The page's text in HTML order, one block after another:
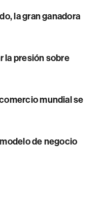
la gran ganadora
la presión sobre
mundial se
de negocio